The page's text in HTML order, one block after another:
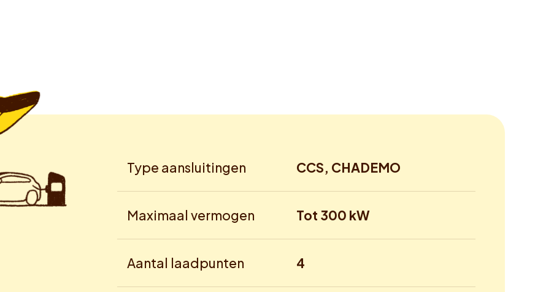
Type aansluitingen CCS, CHADEMO
Maximaal vermogen Tot 300 kW
Aantal laadpunten 4